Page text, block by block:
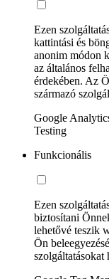
Ezen
kattintási és
anonim módon
az általános
érdekében. Az
származó
Google
Testing
Funkcionális
Ezen
biztosítani
lehetővé teszik
Ön
szolgáltatásokat